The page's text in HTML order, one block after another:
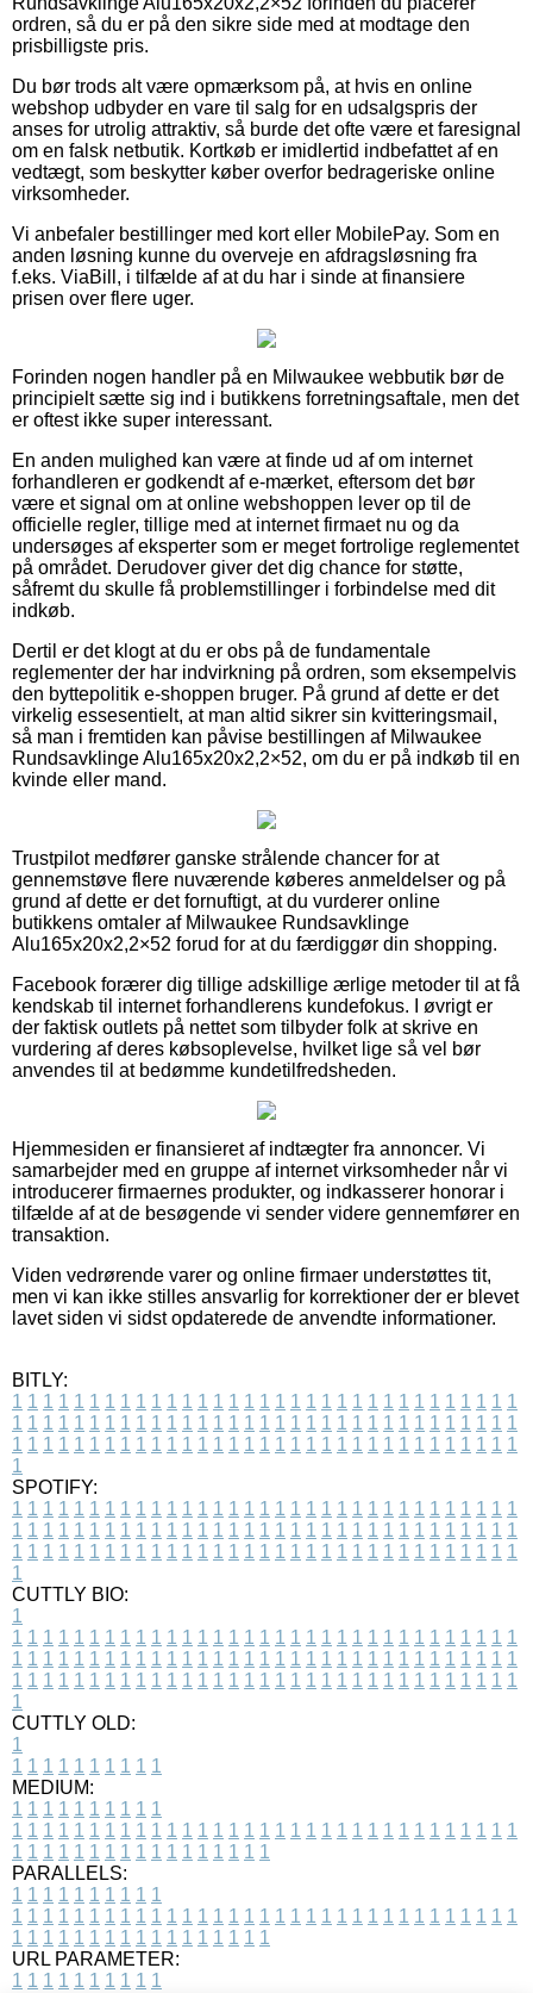
ordren, så du er på den sikre side med at modtage den
prisbilligste pris.
Du bør trods alt være opmærksom på, at hvis en online
webshop udbyder en vare til salg for en udsalgspris der
anses for utrolig attraktiv, så burde det ofte være et faresignal
om en falsk netbutik. Kortkøb er imidlertid indbefattet af en
vedtægt, som beskytter køber overfor bedrageriske online
virksomheder.
Vi anbefaler bestillinger med kort eller MobilePay. Som en
anden løsning kunne du overveje en afdragsløsning fra
f.eks. ViaBill, i tilfælde af at du har i sinde at finansiere
prisen over flere uger.
Forinden nogen handler på en Milwaukee webbutik bør de
principielt sætte sig ind i butikkens forretningsaftale, men det
er oftest ikke super interessant.
En anden mulighed kan være at finde ud af om internet
forhandleren er godkendt af e-mærket, eftersom det bør
være et signal om at online webshoppen lever op til de
officielle regler, tillige med at internet firmaet nu og da
undersøges af eksperter som er meget fortrolige reglementet
på området. Derudover giver det dig chance for støtte,
såfremt du skulle få problemstillinger i forbindelse med dit
indkøb.
Dertil er det klogt at du er obs på de fundamentale
reglementer der har indvirkning på ordren, som eksempelvis
den byttepolitik e-shoppen bruger. På grund af dette er det
virkelig essesentielt, at man altid sikrer sin kvitteringsmail,
så man i fremtiden kan påvise bestillingen af Milwaukee
Rundsavklinge Alu165x20x2,2×52, om du er på indkøb til en
kvinde eller mand.
Trustpilot medfører ganske strålende chancer for at
gennemstøve flere nuværende køberes anmeldelser og på
grund af dette er det fornuftigt, at du vurderer online
butikkens omtaler af Milwaukee Rundsavklinge
Alu165x20x2,2×52 forud for at du færdiggør din shopping.
Facebook forærer dig tillige adskillige ærlige metoder til at få
kendskab til internet forhandlerens kundefokus. I øvrigt er
der faktisk outlets på nettet som tilbyder folk at skrive en
vurdering af deres købsoplevelse, hvilket lige så vel bør
anvendes til at bedømme kundetilfredsheden.
Hjemmesiden er finansieret af indtægter fra annoncer. Vi
samarbejder med en gruppe af internet virksomheder når vi
introducerer firmaernes produkter, og indkasserer honorar i
tilfælde af at de besøgende vi sender videre gennemfører en
transaktion.
Viden vedrørende varer og online firmaer understøttes tit,
men vi kan ikke stilles ansvarlig for korrektioner der er blevet
lavet siden vi sidst opdaterede de anvendte informationer.
BITLY:
1 1 1 1 1 1 1 1 1 1 1 1 1 1 1 1 1 1 1 1 1 1 1 1 1 1 1 1 1 1 1 1 1
1 1 1 1 1 1 1 1 1 1 1 1 1 1 1 1 1 1 1 1 1 1 1 1 1 1 1 1 1 1 1 1 1
1 1 1 1 1 1 1 1 1 1 1 1 1 1 1 1 1 1 1 1 1 1 1 1 1 1 1 1 1 1 1 1 1
1
SPOTIFY:
1 1 1 1 1 1 1 1 1 1 1 1 1 1 1 1 1 1 1 1 1 1 1 1 1 1 1 1 1 1 1 1 1
1 1 1 1 1 1 1 1 1 1 1 1 1 1 1 1 1 1 1 1 1 1 1 1 1 1 1 1 1 1 1 1 1
1 1 1 1 1 1 1 1 1 1 1 1 1 1 1 1 1 1 1 1 1 1 1 1 1 1 1 1 1 1 1 1 1
1
CUTTLY BIO:
1
1 1 1 1 1 1 1 1 1 1 1 1 1 1 1 1 1 1 1 1 1 1 1 1 1 1 1 1 1 1 1 1 1
1 1 1 1 1 1 1 1 1 1 1 1 1 1 1 1 1 1 1 1 1 1 1 1 1 1 1 1 1 1 1 1 1
1 1 1 1 1 1 1 1 1 1 1 1 1 1 1 1 1 1 1 1 1 1 1 1 1 1 1 1 1 1 1 1 1
1
CUTTLY OLD:
1
1 1 1 1 1 1 1 1 1 1
MEDIUM:
1 1 1 1 1 1 1 1 1 1
1 1 1 1 1 1 1 1 1 1 1 1 1 1 1 1 1 1 1 1 1 1 1 1 1 1 1 1 1 1 1 1 1
1 1 1 1 1 1 1 1 1 1 1 1 1 1 1 1 1
PARALLELS:
1 1 1 1 1 1 1 1 1 1
1 1 1 1 1 1 1 1 1 1 1 1 1 1 1 1 1 1 1 1 1 1 1 1 1 1 1 1 1 1 1 1 1
1 1 1 1 1 1 1 1 1 1 1 1 1 1 1 1 1
URL PARAMETER:
1 1 1 1 1 1 1 1 1 1